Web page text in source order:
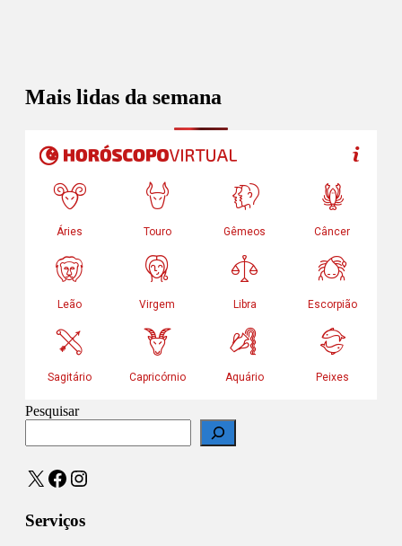
Mais lidas da semana
Pesquisar
X Facebook
Instagram
Serviços